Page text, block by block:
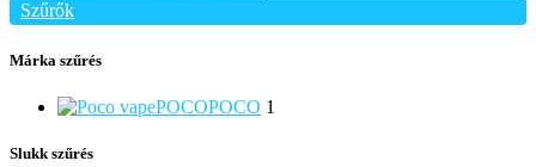
Szűrők
Márka szűrés
POCOPOCO 1
Slukk szűrés